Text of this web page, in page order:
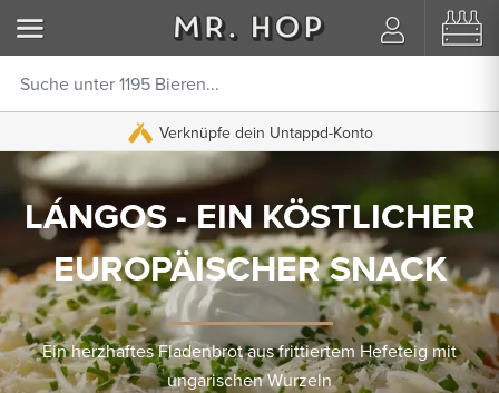
Verknüpfe dein Untappd-Konto
LÁNGOS - EIN KÖSTLICHER
EUROPÄISCHER SNACK
Ein herzhaftes Fladenbrot aus frittiertem Hefeteig mit
ungarischen Wurzeln